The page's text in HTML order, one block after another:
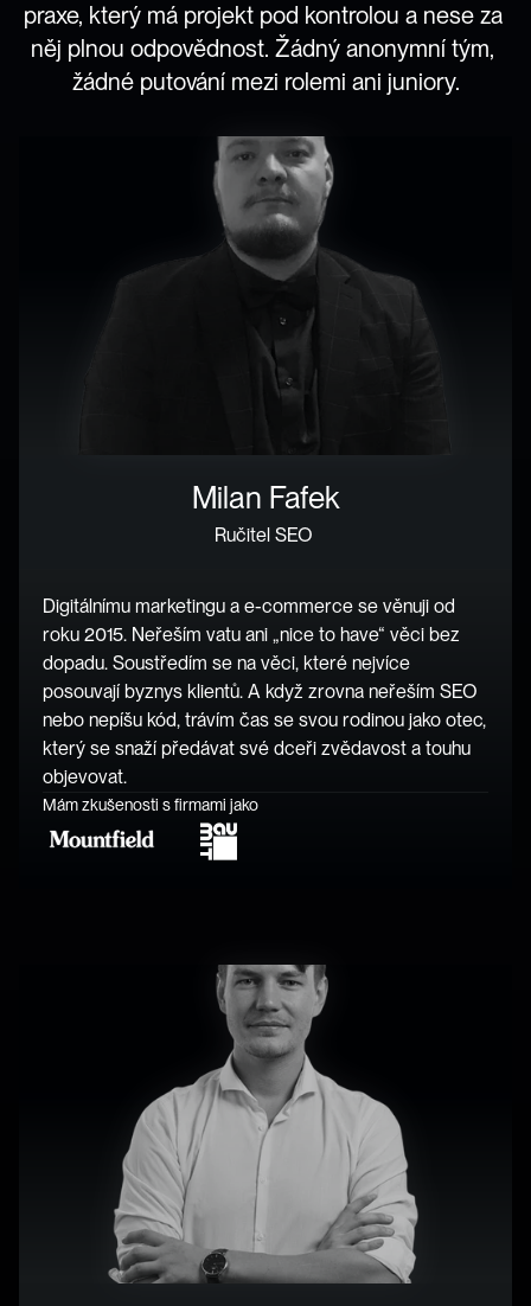
praxe, který má projekt pod kontrolou a nese za
něj plnou odpovědnost. Žádný anonymní tým,
žádné putování mezi rolemi ani juniory.
Milan Fafek
Ručitel SEO
Digitálnímu marketingu a e-commerce se věnuji od
roku 2015. Neřeším vatu ani „nice to have“ věci bez
dopadu. Soustředím se na věci, které nejvíce
posouvají byznys klientů. A když zrovna neřeším SEO
nebo nepíšu kód, trávím čas se svou rodinou jako otec,
který se snaží předávat své dceři zvědavost a touhu
objevovat.
Mám zkušenosti s firmami jako